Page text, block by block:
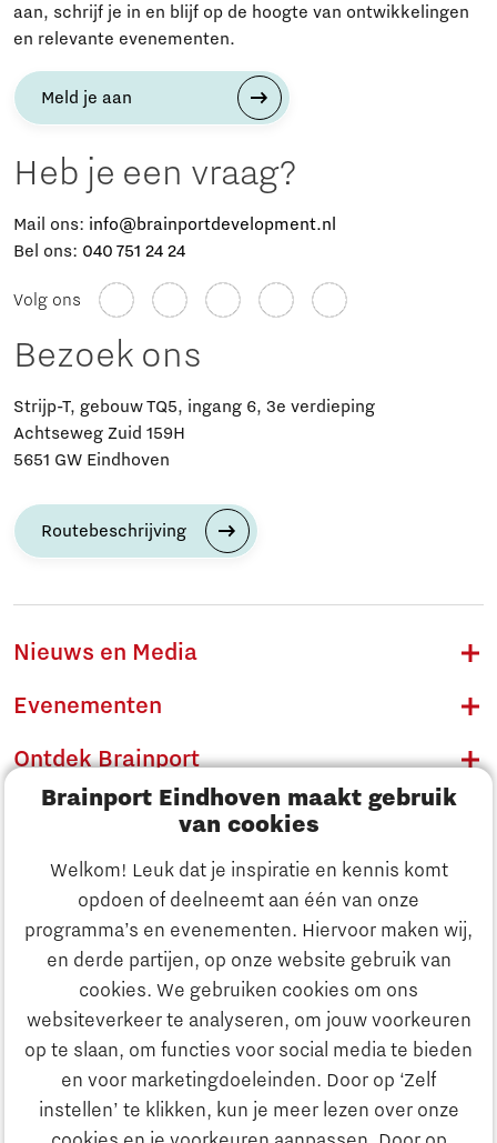
Brainport Eindhoven maakt gebruik
van cookies
Welkom! Leuk dat je inspiratie en kennis komt
opdoen of deelneemt aan één van onze
programma’s en evenementen. Hiervoor maken wij,
en derde partijen, op onze website gebruik van
cookies. We gebruiken cookies om ons
websiteverkeer te analyseren, om jouw voorkeuren
op te slaan, om functies voor social media te bieden
en voor marketingdoeleinden. Door op ‘Zelf
instellen’ te klikken, kun je meer lezen over onze
Ontdek Brainport
Innovatie
Ondernemen
aan, schrijf je in en blijf op de hoogte van ontwikkelingen
en relevante evenementen.
Meld je aan
Heb je een vraag?
Mail ons: info@brainportdevelopment.nl
Bel ons: 040 751 24 24
Volg ons
Bezoek ons
Strijp-T, gebouw TQ5, ingang 6, 3e verdieping
Achtseweg Zuid 159H
5651 GW Eindhoven
Routebeschrijving
Nieuws en Media
Evenementen
Ontdek Brainport
Innovatie
Ondernemen
Onderwijs
Maatschappelijk
Strategie & Organisatie
Zoeken
Contact